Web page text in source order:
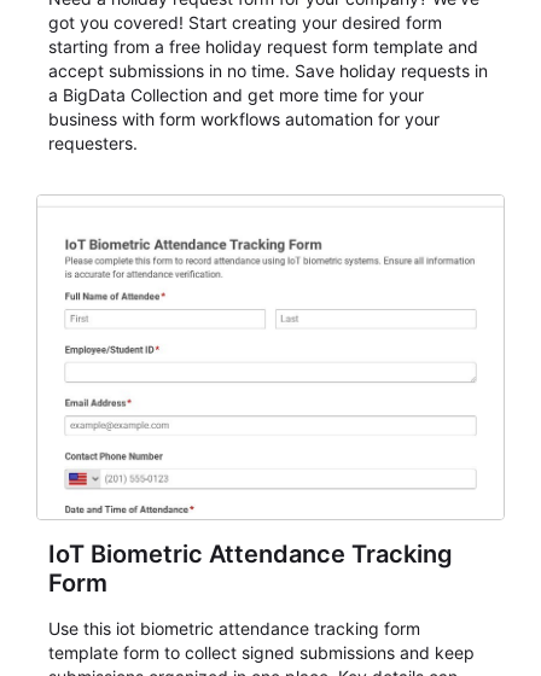
got you covered! Start creating your desired form
starting from a free holiday request form template and
accept submissions in no time. Save holiday requests in
a BigData Collection and get more time for your
business with form workflows automation for your
requesters.
IoT Biometric Attendance Tracking
Form
Use this iot biometric attendance tracking form
template form to collect signed submissions and keep